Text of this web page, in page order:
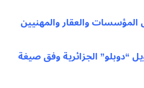
المؤسسات والعقار والمهنيين
“دوبلو” الجزائرية وفق صيغة